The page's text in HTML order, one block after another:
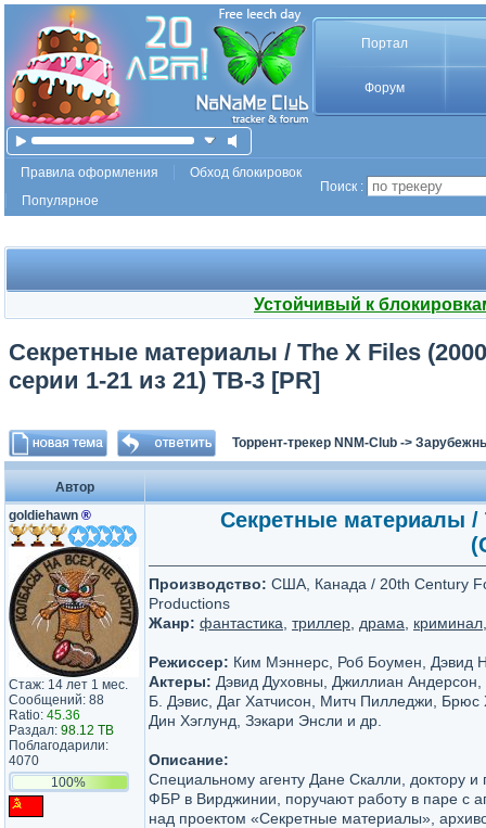
Портал
Форум
Правила оформления
Обход блокировок
Популярное
Поиск :
Устойчивый к
Секретные материалы / The X Files
серии 1-21 из 21) ТВ-3 [PR]
Торрент-трекер NNM-Club ->
Автор
goldiehawn ®
Стаж: 14 лет 1 мес.
Сообщений: 88
Ratio: 45.36
Раздал: 98.12 TB
Поблагодарили:
4070
100%
Секретные материалы /
Производство: США, Канада / 20th Century
Productions
Жанр: фантастика триллер драма криминал
Режиссер: Ким Мэннерс, Роб Боумен, Дэвид
Актеры: Дэвид Духовны, Джиллиан
Б. Дэвис, Даг Хатчисон, Митч Пилледжи, Брюс
Дин Хэглунд, Зэкари Энсли и др.
Описание:
Специальному агенту Дане Скалли, доктору
ФБР в Вирджинии, поручают работу в паре с
над проектом «Секретные материалы»,